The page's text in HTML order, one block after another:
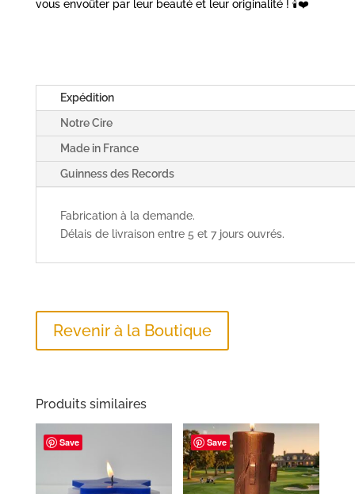
vous envoûter par leur beauté et leur originalité ! 🕯️❤️
Expédition
Notre Cire
Made in France
Guinness des Records
Fabrication à la demande.
Délais de livraison entre 5 et 7 jours ouvrés.
Revenir à la Boutique
Produits similaires
Save Save